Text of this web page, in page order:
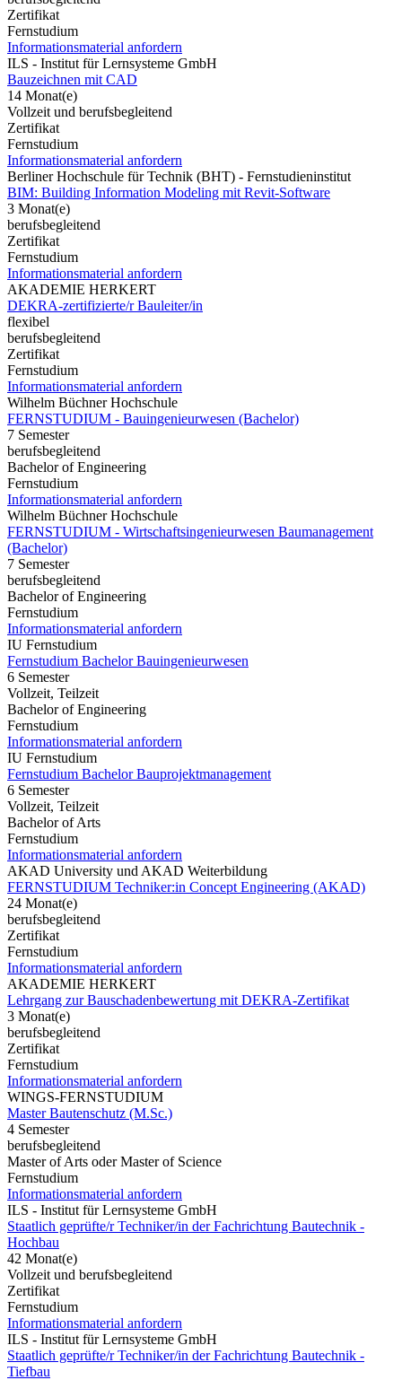
Zertifikat
Fernstudium
Informationsmaterial anfordern
ILS - Institut für Lernsysteme GmbH
Bauzeichnen mit CAD
14 Monat(e)
Vollzeit und berufsbegleitend
Zertifikat
Fernstudium
Informationsmaterial anfordern
Berliner Hochschule für Technik (BHT) - Fernstudieninstitut
BIM: Building Information Modeling mit Revit-Software
3 Monat(e)
berufsbegleitend
Zertifikat
Fernstudium
Informationsmaterial anfordern
AKADEMIE HERKERT
DEKRA-zertifizierte/r Bauleiter/in
flexibel
berufsbegleitend
Zertifikat
Fernstudium
Informationsmaterial anfordern
Wilhelm Büchner Hochschule
FERNSTUDIUM - Bauingenieurwesen (Bachelor)
7 Semester
berufsbegleitend
Bachelor of Engineering
Fernstudium
Informationsmaterial anfordern
Wilhelm Büchner Hochschule
FERNSTUDIUM - Wirtschaftsingenieurwesen Baumanagement
(Bachelor)
7 Semester
berufsbegleitend
Bachelor of Engineering
Fernstudium
Informationsmaterial anfordern
IU Fernstudium
Fernstudium Bachelor Bauingenieurwesen
6 Semester
Vollzeit, Teilzeit
Bachelor of Engineering
Fernstudium
Informationsmaterial anfordern
IU Fernstudium
Fernstudium Bachelor Bauprojektmanagement
6 Semester
Vollzeit, Teilzeit
Bachelor of Arts
Fernstudium
Informationsmaterial anfordern
AKAD University und AKAD Weiterbildung
FERNSTUDIUM Techniker:in Concept Engineering (AKAD)
24 Monat(e)
berufsbegleitend
Zertifikat
Fernstudium
Informationsmaterial anfordern
AKADEMIE HERKERT
Lehrgang zur Bauschadenbewertung mit DEKRA-Zertifikat
3 Monat(e)
berufsbegleitend
Zertifikat
Fernstudium
Informationsmaterial anfordern
WINGS-FERNSTUDIUM
Master Bautenschutz (M.Sc.)
4 Semester
berufsbegleitend
Master of Arts oder Master of Science
Fernstudium
Informationsmaterial anfordern
ILS - Institut für Lernsysteme GmbH
Staatlich geprüfte/r Techniker/in der Fachrichtung Bautechnik -
Hochbau
42 Monat(e)
Vollzeit und berufsbegleitend
Zertifikat
Fernstudium
Informationsmaterial anfordern
ILS - Institut für Lernsysteme GmbH
Staatlich geprüfte/r Techniker/in der Fachrichtung Bautechnik -
Tiefbau